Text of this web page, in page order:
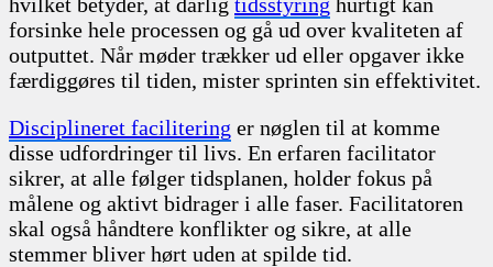
forsinke hele processen og gå ud over kvaliteten af
outputtet. Når møder trækker ud eller opgaver ikke
færdiggøres til tiden, mister sprinten sin effektivitet.
Disciplineret facilitering er nøglen til at komme
disse udfordringer til livs. En erfaren facilitator
sikrer, at alle følger tidsplanen, holder fokus på
målene og aktivt bidrager i alle faser. Facilitatoren
skal også håndtere konflikter og sikre, at alle
stemmer bliver hørt uden at spilde tid.